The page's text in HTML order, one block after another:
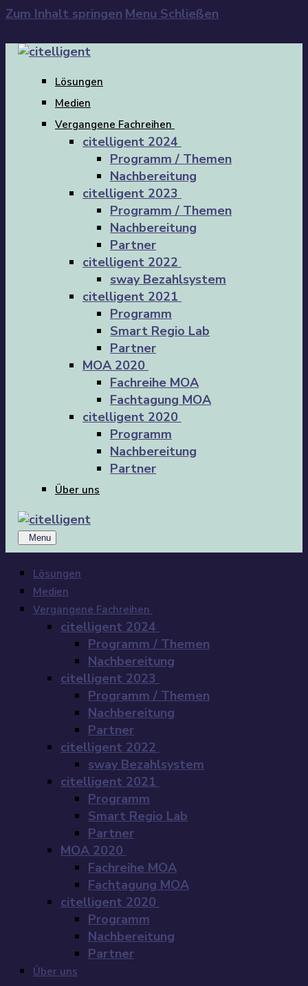
Zum Inhalt springen Menu Schließen
Lösungen
Medien
Vergangene Fachreihen
citelligent 2024
Programm / Themen
Nachbereitung
citelligent 2023
Programm / Themen
Nachbereitung
Partner
citelligent 2022
sway Bezahlsystem
citelligent 2021
Programm
Smart Regio Lab
Partner
MOA 2020
Fachreihe MOA
Fachtagung MOA
citelligent 2020
Programm
Nachbereitung
Partner
Über uns
Menu
Lösungen
Medien
Vergangene Fachreihen
citelligent 2024
Programm / Themen
Nachbereitung
citelligent 2023
Programm / Themen
Nachbereitung
Partner
citelligent 2022
sway Bezahlsystem
citelligent 2021
Programm
Smart Regio Lab
Partner
MOA 2020
Fachreihe MOA
Fachtagung MOA
citelligent 2020
Programm
Nachbereitung
Partner
Über uns